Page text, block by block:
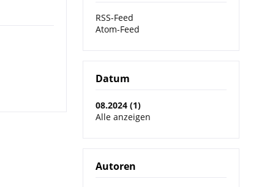
RSS-Feed
Atom-Feed
Datum
08.2024 (1)
Alle anzeigen
Autoren